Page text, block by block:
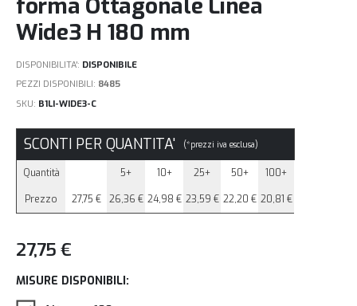
galleria
di
immagini
forma Ottagonale Linea
Wide3 H 180 mm
DISPONIBILITA': DISPONIBILE
PEZZI DISPONIBILI: 8485
SKU B1LI-WIDE3-C
SCONTI PER QUANTITA' (*prezzi iva esclusa)
Quantità 5+ 10+ 25+ 50+ 100+
Prezzo 27,75 € 26,36 € 24,98 € 23,59 € 22,20 € 20,81 €
27,75 €
MISURE DISPONIBILI: